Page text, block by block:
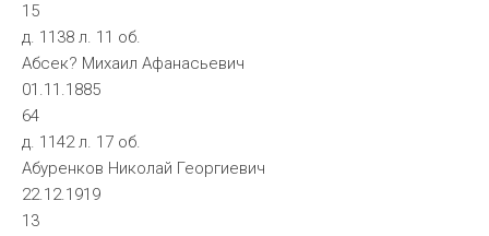
15
д. 1138 л. 11 об.
Абсек? Михаил Афанасьевич
01.11.1885
64
д. 1142 л. 17 об.
Абуренков Николай Георгиевич
22.12.1919
13